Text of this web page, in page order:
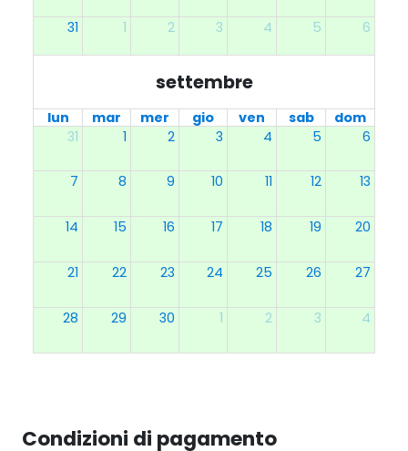
31 1 2 3 4 5 6
settembre
lun mar mer gio ven sab
dom
31
1 2 3 4 5 6
7 8 9 10 11 12 13
14 15 16 17 18 19 20
21 22 23 24 25 26 27
28 29 30 1 2 3 4
Condizioni di pagamento